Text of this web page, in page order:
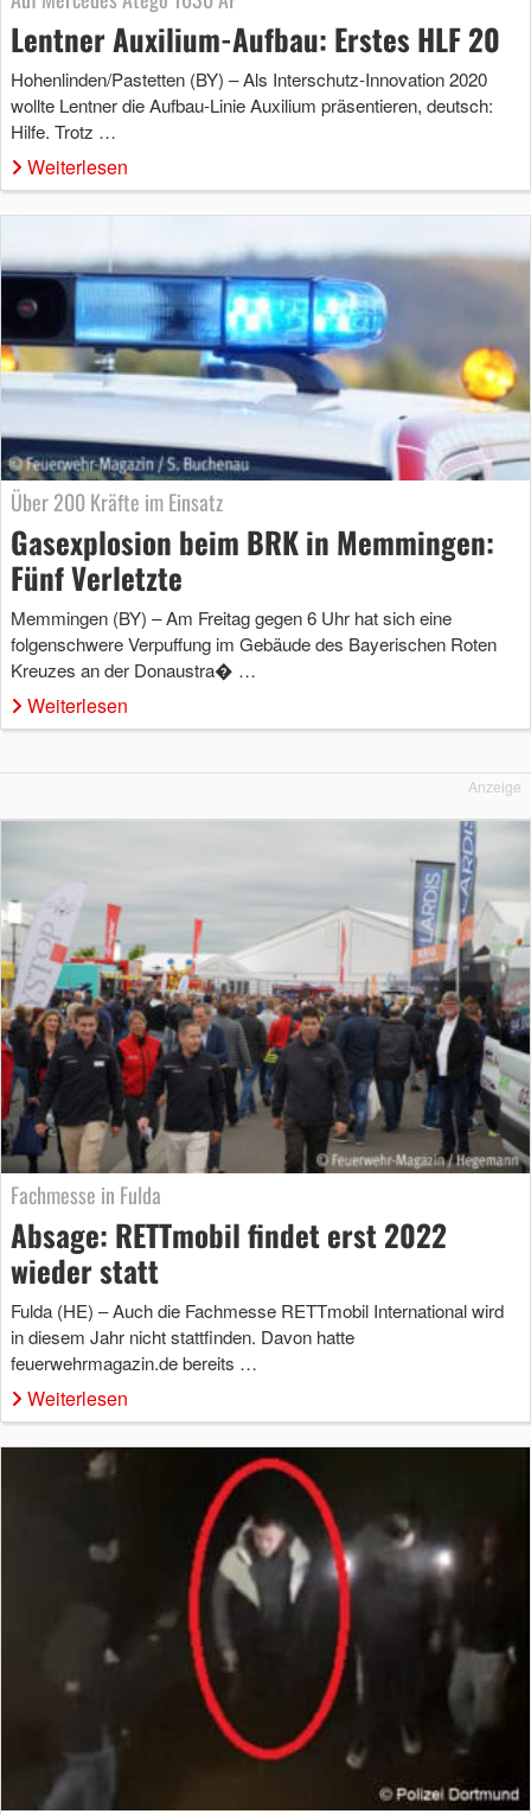
Lentner Auxilium-Aufbau: Erstes HLF 20
Hohenlinden/Pastetten (BY) – Als Interschutz-Innovation 2020
wollte Lentner die Aufbau-Linie Auxilium präsentieren, deutsch:
Hilfe. Trotz …
Weiterlesen
Über 200 Kräfte im Einsatz
Gasexplosion beim BRK in Memmingen:
Fünf Verletzte
Memmingen (BY) – Am Freitag gegen 6 Uhr hat sich eine
folgenschwere Verpuffung im Gebäude des Bayerischen Roten
Kreuzes an der Donaustra� …
Weiterlesen
Anzeige
Fachmesse in Fulda
Absage: RETTmobil findet erst 2022
wieder statt
Fulda (HE) – Auch die Fachmesse RETTmobil International wird
in diesem Jahr nicht stattfinden. Davon hatte
feuerwehrmagazin.de bereits …
Weiterlesen